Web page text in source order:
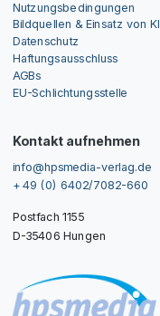
Nutzungsbedingungen
Bildquellen & Einsatz von KI
Datenschutz
Haftungsausschluss
AGBs
EU-Schlichtungsstelle
Kontakt aufnehmen
info@hpsmedia-verlag.de
+ 49 (0) 6402/7082-660
Postfach 1155
D-35406 Hungen